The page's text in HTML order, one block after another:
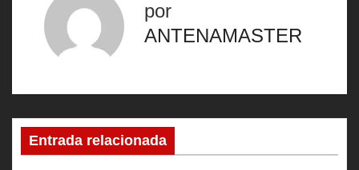
c
i
por
ANTENAMASTER
Entrada relacionada